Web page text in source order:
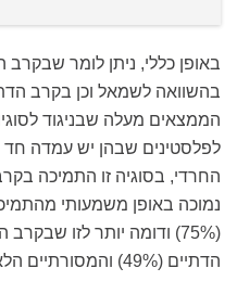
באופן כללי, ניתן לומר שבקרב
בהשוואה לשמאל וכן בקרב
הממצאים מעלה שבניגוד
לפלסטינים שבהן יש עמדה חד
נמוכה באופן משמעותי
הדתיים (49%) והמסורתיים הלא כל כך דתיים (54%) (תרשים 2).